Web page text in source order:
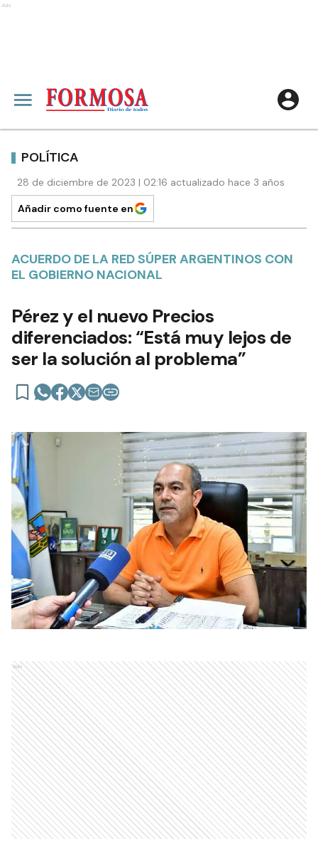
Ads
POLÍTICA
28 de diciembre de 2023 | 02:16 actualizado hace 3 años
Añadir como fuente en
ACUERDO DE LA RED SÚPER ARGENTINOS CON
EL GOBIERNO NACIONAL
Pérez y el nuevo Precios
diferenciados: “Está muy lejos de
ser la solución al problema”
Ads